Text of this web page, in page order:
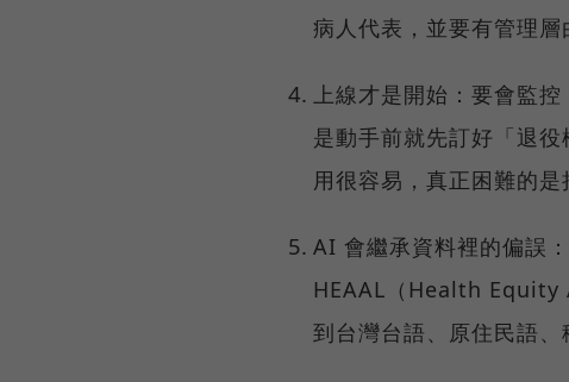
病人代表，並要有管理層
上線才是開始：要會監
是動手前就先訂好「退
用很容易，真正困難的是
AI 會繼承資料裡的偏誤
HEAAL（Health Equity
到台灣台語、原住民語